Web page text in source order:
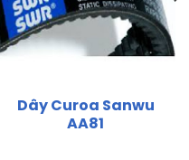
Dây Curoa Sanwu
AA81